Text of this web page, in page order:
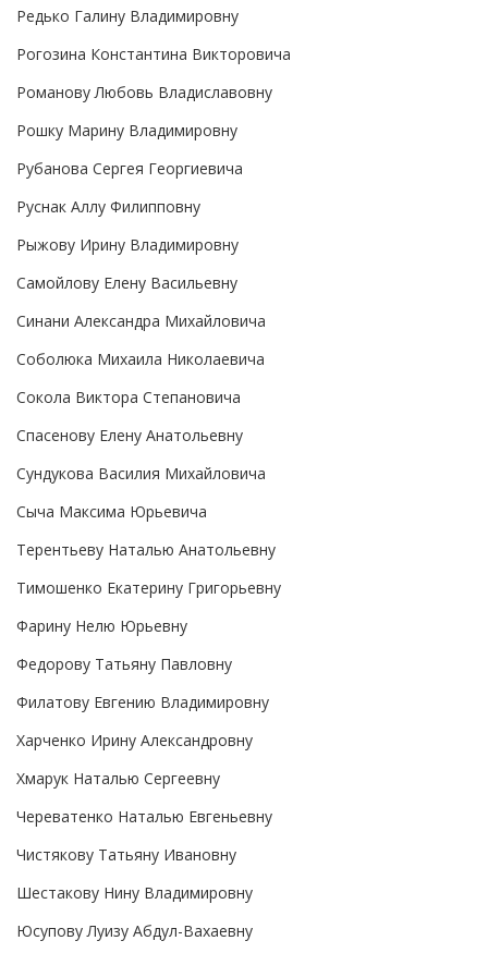
Редько Галину Владимировну
Рогозина Константина Викторовича
Романову Любовь Владиславовну
Рошку Марину Владимировну
Рубанова Сергея Георгиевича
Руснак Аллу Филипповну
Рыжову Ирину Владимировну
Самойлову Елену Васильевну
Синани Александра Михайловича
Соболюка Михаила Николаевича
Сокола Виктора Степановича
Спасенову Елену Анатольевну
Сундукова Василия Михайловича
Сыча Максима Юрьевича
Терентьеву Наталью Анатольевну
Тимошенко Екатерину Григорьевну
Фарину Нелю Юрьевну
Федорову Татьяну Павловну
Филатову Евгению Владимировну
Харченко Ирину Александровну
Хмарук Наталью Сергеевну
Череватенко Наталью Евгеньевну
Чистякову Татьяну Ивановну
Шестакову Нину Владимировну
Юсупову Луизу Абдул-Вахаевну